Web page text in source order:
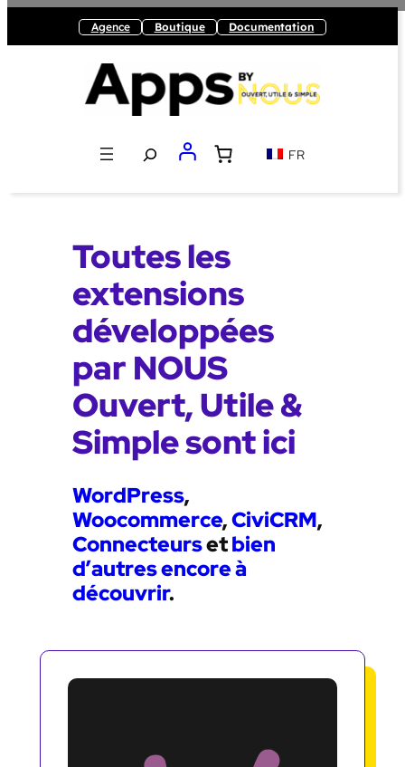
Agence Boutique Documentation
Recherche FR
Toutes les
extensions
développées
par NOUS
Ouvert, Utile &
Simple sont ici
WordPress,
Woocommerce,CiviCRM,
Connecteursetbien
d’autres encore à
découvrir.